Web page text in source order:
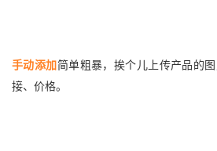
手动添加简单粗暴，挨个儿上传产品的
接、价格。